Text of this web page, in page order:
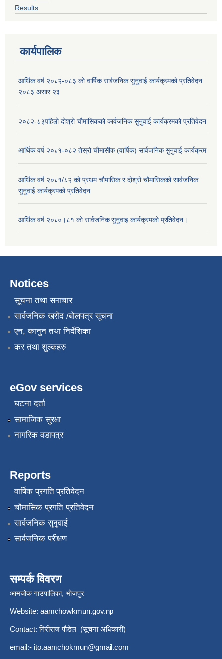
Results
कार्यपालिक
आर्थिक वर्ष २०८२-०८३ को वार्षिक सार्वजनिक सुनुवाई कार्यक्रमको प्रतिवेदन
२०८३ असार २३
२०८२-८३पहिलो दोश्रो चौमासिकको कार्वजनिक सुनुवाई कार्यक्रमको प्रतिवेदन
आर्थिक वर्ष २०८१-०८२ तेस्रो चौमासीक (वार्षिक) सार्वजनिक सुनुवाई कार्यक्रम
आर्थिक वर्ष २०८१/८२ को प्रथम चौमासिक र दोश्रो चौमासिकको सार्वजनिक
सुनुवाई कार्यक्रमको प्रतिवेदन
आर्थिक वर्ष २०८०।८१ को सार्वजनिक सुनुवाइ कार्यक्रमको प्रतिवेदन।
Notices
सूचना तथा समाचार
सार्वजनिक खरीद /बोलपत्र सूचना
एन, कानुन तथा निर्देशिका
कर तथा शुल्कहरु
eGov services
घटना दर्ता
सामाजिक सुरक्षा
नागरिक वडापत्र
Reports
वार्षिक प्रगति प्रतिवेदन
चौमासिक प्रगति प्रतिवेदन
सार्वजनिक सुनुवाई
सार्वजनिक परीक्षण
सम्पर्क विवरण
आमचोक गाउपालिका, भोजपुर
Website: aamchowkmun.gov.np
Contact: गिरीराज पौडेल (सूचना अधिकारी)
email:- ito.aamchokmun@gmail.com